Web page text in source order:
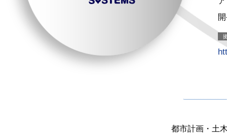
都市計画・土